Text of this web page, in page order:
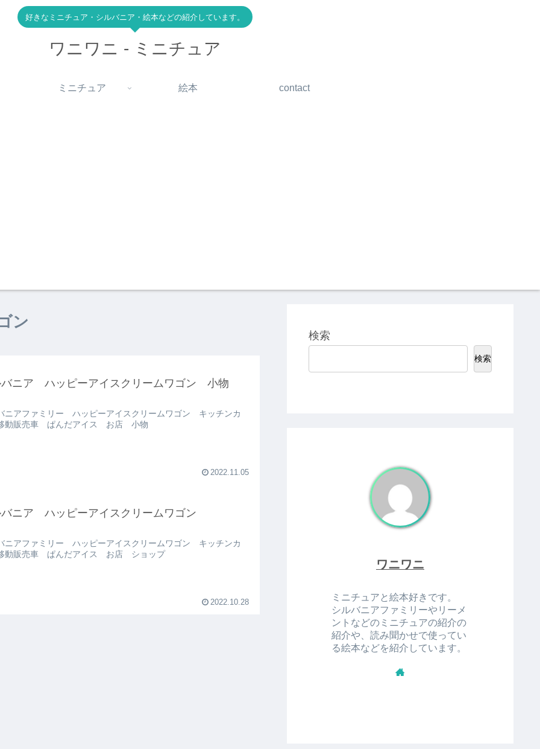
好きなミニチュア・シルバニア・絵本などの紹介しています。
ワニワニ - ミニチュア
ミニチュア 絵本 contact
ン
バニア ハッピーアイスクリームワゴン 小物
ニアファミリー ハッピーアイスクリームワゴン キッチンカ
販売車 ぱんだアイス お店 小物
2022.11.05
ニア ハッピーアイスクリームワゴン
ニアファミリー ハッピーアイスクリームワゴン キッチンカ
販売車 ぱんだアイス お店 ショップ
2022.10.28
検索
検索
ワニワニ
ミニチュアと絵本好きです。
シルバニアファミリーやリーメ
ントなどのミニチュアの紹介の
紹介や、読み聞かせで使ってい
る絵本などを紹介しています。